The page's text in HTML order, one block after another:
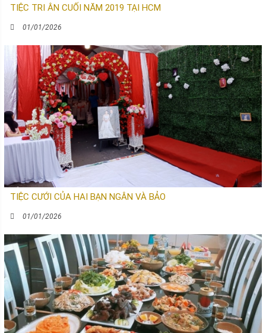
TIỆC TRI ÂN CUỐI NĂM 2019 TẠI HCM
01/01/2026
TIỆC CƯỚI CỦA HAI BẠN NGÂN VÀ BẢO
01/01/2026